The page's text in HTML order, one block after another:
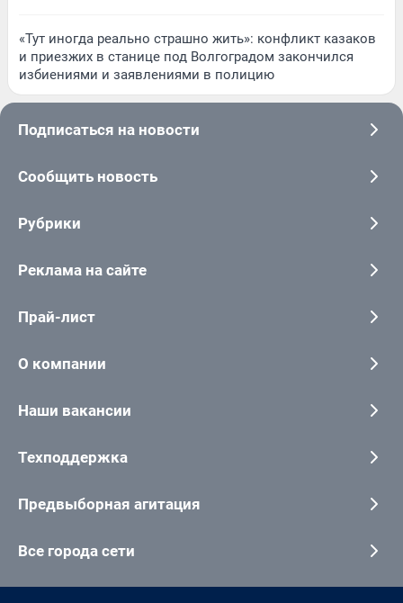
«Тут иногда реально страшно жить»: конфликт казаков
и приезжих в станице под Волгоградом закончился
избиениями и заявлениями в полицию
Подписаться на новости
Сообщить новость
Рубрики
Реклама на сайте
Прай-лист
О компании
Наши вакансии
Техподдержка
Предвыборная агитация
Все города сети